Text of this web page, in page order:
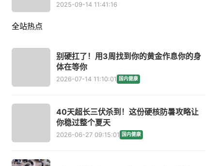
2025-09-14 11:41:16
全站热点
别硬扛了！用3周找到你的黄金作息你的身
体在等你
2026-07-14 11:10:01 国内健康
40天超长三伏杀到！这份硬核防暑攻略让
你稳过整个夏天
2026-06-27 09:15:01 国内健康